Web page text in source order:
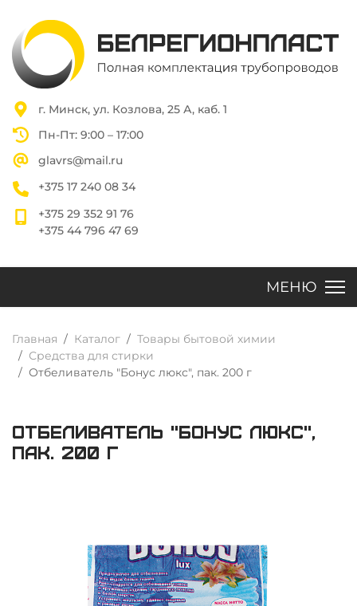
г. Минск, ул. Козлова, 25 А, каб. 1
Пн-Пт: 9:00 – 17:00
glavrs@mail.ru
+375 17 240 08 34
+375 29 352 91 76
+375 44 796 47 69
Главная Каталог
Товары бытовой химии
Средства для стирки
Отбеливатель "Бонус люкс", пак. 200 г
Отбеливатель "Бонус люкс",
пак. 200 г